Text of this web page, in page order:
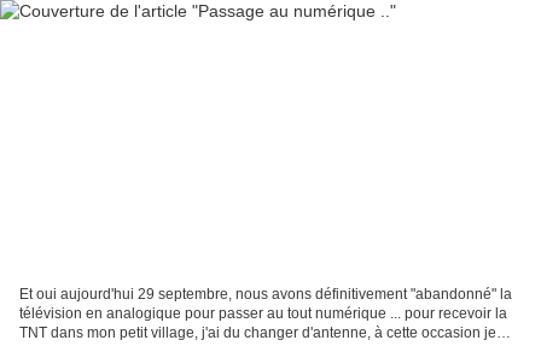
Et oui aujourd'hui 29 septembre, nous avons définitivement "abandonné" la
télévision en analogique pour passer au tout numérique ... pour recevoir la
TNT dans mon petit village, j'ai du changer d'antenne, à cette occasion je